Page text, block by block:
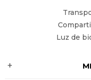
Luz de